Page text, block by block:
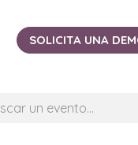
DE TISOLICITA UNA